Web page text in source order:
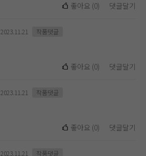
좋아요 (0) 댓글달기
2023.11.21 작품댓글
좋아요 (0) 댓글달기
2023.11.21 작품댓글
좋아요 (0) 댓글달기
2023.11.21 작품댓글